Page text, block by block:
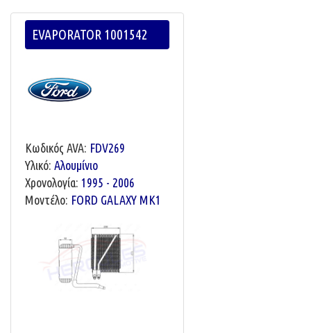
EVAPORATOR 1001542
Κωδικός AVA: FDV269
Υλικό: Αλουμίνιο
Χρονολογία: 1995 - 2006
Μοντέλο: FORD GALAXY MK1